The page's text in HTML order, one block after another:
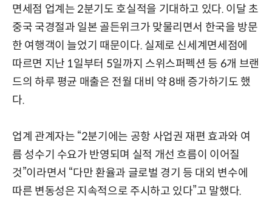
면세점 업계는 2분기도 호실적을 기대하고 있다. 이달 초
중국 국경절과 일본 골든위크가 맞물리면서 한국을 방문
한 여행객이 늘었기 때문이다. 실제로 신세계면세점에
따르면 지난 1일부터 5일까지 스위스퍼펙션 등 6개 브랜
드의 하루 평균 매출은 전월 대비 약 8배 증가하기도 했
다.
업계 관계자는 “2분기에는 공항 사업권 재편 효과와 여
름 성수기 수요가 반영되며 실적 개선 흐름이 이어질
것”이라면서 “다만 환율과 글로벌 경기 등 대외 변수에
따른 변동성은 지속적으로 주시하고 있다”고 말했다.